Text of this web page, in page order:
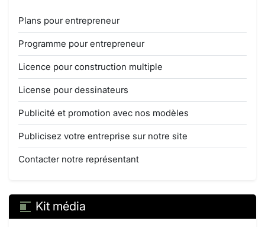
Plans pour entrepreneur
Programme pour entrepreneur
Licence pour construction multiple
License pour dessinateurs
Publicité et promotion avec nos modèles
Publicisez votre entreprise sur notre site
Contacter notre représentant
Kit média